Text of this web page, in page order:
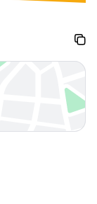
town to get
day 3 of our
being able to
Highly